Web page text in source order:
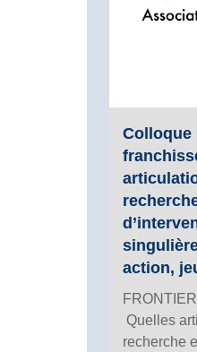
Colloque
action,
Quelles
recherche